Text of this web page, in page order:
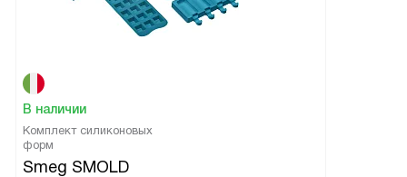
В наличии
Комплект силиконовых
форм
Smeg SMOLD